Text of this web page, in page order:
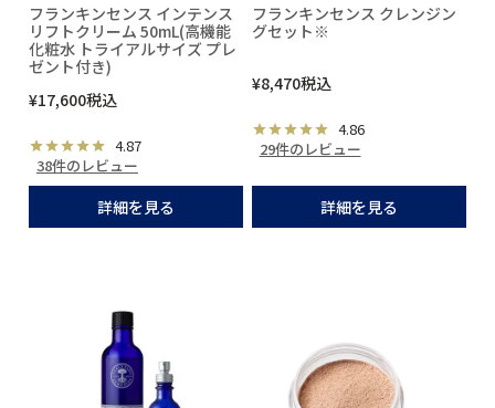
フランキンセンス インテンス
リフトクリーム 50mL(高機能
化粧水 トライアルサイズ プレ
ゼント付き)
¥17,600税込
4.87
38件のレビュー
詳細を見る
フランキンセンス クレンジン
グセット※
¥8,470税込
4.86
29件のレビュー
詳細を見る